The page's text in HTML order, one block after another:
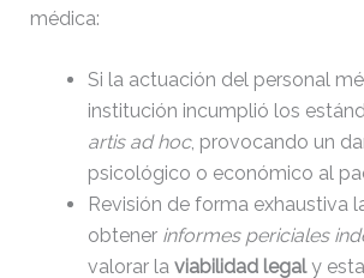
médica:
Si la actuación del personal
institución incumplió los
artis ad hoc, provocando un
psicológico o económico al
Revisión de forma exhaustiva
obtener informes periciales
valorar la viabilidad legaly